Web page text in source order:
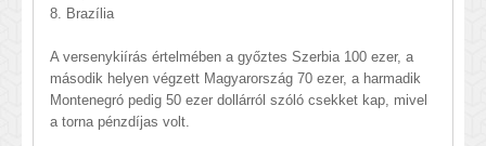
8. Brazília
A versenykiírás értelmében a győztes Szerbia 100 ezer, a
második helyen végzett Magyarország 70 ezer, a harmadik
Montenegró pedig 50 ezer dollárról szóló csekket kap, mivel
a torna pénzdíjas volt.